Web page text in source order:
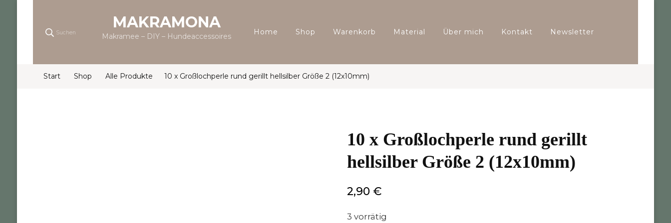
Suchen
MAKRAMONA
Makramee – DIY – Hundeaccessoires Home Shop Warenkorb Material Über mich Kontakt Newsletter
Start Shop Alle Produkte 10 x Großlochperle rund gerillt hellsilber Größe 2 (12x10mm)
10 x Großlochperle rund gerillt
hellsilber Größe 2 (12x10mm)
2,90€
3 vorrätig